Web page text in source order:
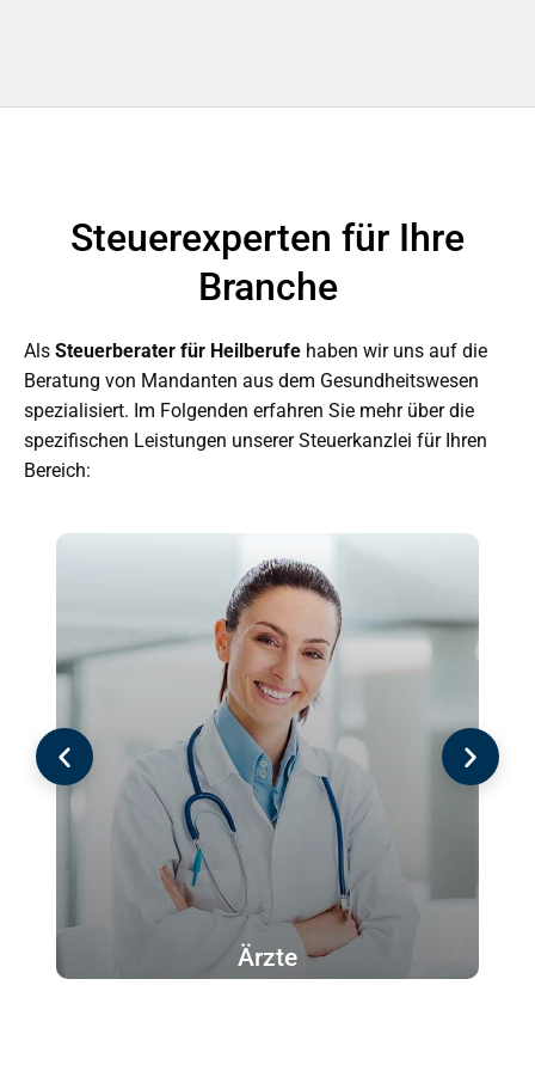
Steuerexperten für Ihre
Branche
Als Steuerberater für Heilberufe haben wir uns auf die
Beratung von Mandanten aus dem Gesundheitswesen
spezialisiert. Im Folgenden erfahren Sie mehr über die
spezifischen Leistungen unserer Steuerkanzlei für Ihren
Bereich:
Ärzte